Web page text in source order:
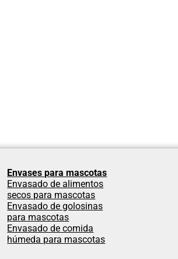
Envases para mascotas
Envasado de alimentos
secos para mascotas
Envasado de golosinas
para mascotas
Envasado de comida
húmeda para mascotas